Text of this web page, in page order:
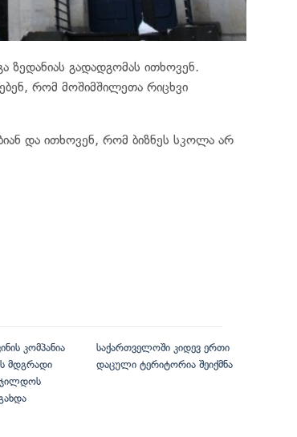
ზედანიას გადადგომას ითხოვენ.
რომ მოშიმშილეთა რიცხვი
და ითხოვენ, რომ ბიზნეს სკოლა არ
კომპანია
მდგრადი
ჯილდოს
საქართველოში კიდევ ერთი
დაცული ტერიტორია შეიქმნა